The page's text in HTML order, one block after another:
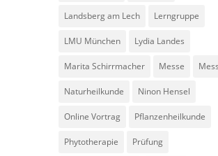
Landsberg am Lech Lerngruppe
LMU München Lydia Landes
Marita Schirrmacher Messe
Naturheilkunde Ninon Hensel
Online Vortrag Pflanzenheilkunde
Phytotherapie Prüfung